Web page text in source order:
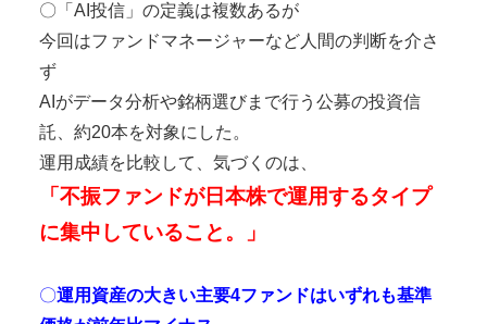
〇「AI投信」の定義は複数あるが
今回はファンドマネージャーなど人間の判断を介さ
ず
AIがデータ分析や銘柄選びまで行う公募の投資信
託、約20本を対象にした。
運用成績を比較して、気づくのは、
「不振ファンドが日本株で運用するタイプ
に集中していること。」
〇運用資産の大きい主要4ファンドはいずれも基準